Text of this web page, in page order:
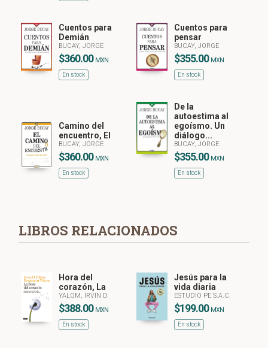
Cuentos para
Demián
BUCAY, JORGE
$360.00 MXN
En stock
Cuentos para
pensar
BUCAY, JORGE
$355.00 MXN
En stock
Camino del
encuentro, El
BUCAY, JORGE
$360.00 MXN
En stock
De la
autoestima al
egoísmo. Un
diálogo...
BUCAY, JORGE
$355.00 MXN
En stock
LIBROS RELACIONADOS
Hora del
corazón, La
YALOM, IRVIN D.
$388.00 MXN
En stock
Jesús para la
vida diaria
ESTUDIO PE S.A.C.
$199.00 MXN
En stock